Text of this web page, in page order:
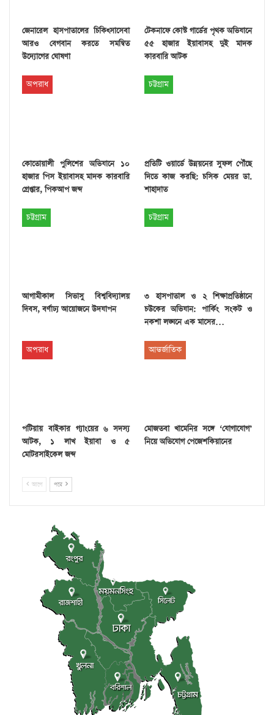
জেনারেল হাসপাতালের চিকিৎসাসেবা
আরও বেগবান করতে সমন্বিত
উদ্যোগের ঘোষণা
টেকনাফে কোস্ট গার্ডের পৃথক অভিযানে
৫৫ হাজার ইয়াবাসহ দুই মাদক
কারবারি আটক
অপরাধ
কোতোয়ালী পুলিশের অভিযানে ১০
হাজার পিস ইয়াবাসহ মাদক কারবারি
গ্রেপ্তার, পিকআপ জব্দ
চট্টগ্রাম
প্রতিটি ওয়ার্ডে উন্নয়নের সুফল পৌঁছে
দিতে কাজ করছি: চসিক মেয়র ডা.
শাহাদাত
চট্টগ্রাম
আগামীকাল সিভাসু বিশ্ববিদ্যালয়
দিবস, বর্ণাঢ্য আয়োজনে উদযাপন
চট্টগ্রাম
৩ হাসপাতাল ও ২ শিক্ষাপ্রতিষ্ঠানে
চউকের অভিযান: পার্কিং সংকট ও
নকশা লঙ্ঘনে এক মাসের…
অপরাধ
পটিয়ায় বাইকার গ্যাংয়ের ৬ সদস্য
আটক, ১ লাখ ইয়াবা ও ৫
মোটরসাইকেল জব্দ
আন্তর্জাতিক
মোজতবা খামেনির সঙ্গে ‘যোগাযোগ’
নিয়ে অভিযোগ পেজেশকিয়ানের
আগে পরে